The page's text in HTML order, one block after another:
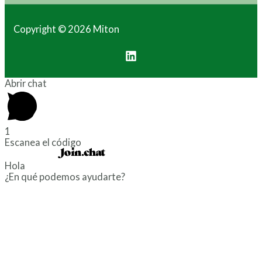
Copyright © 2026 Miton
Abrir chat
1
Escanea el código
Hola
¿En qué podemos ayudarte?